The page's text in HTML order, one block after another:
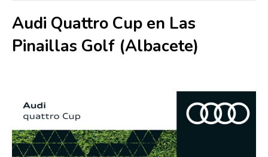
Audi Quattro Cup en Las
Pinaillas Golf (Albacete)